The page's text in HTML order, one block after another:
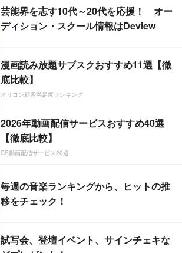
芸能界を志す10代～20代を応援！ オー
ディション・スクール情報はDeview
漫画読み放題サブスクおすすめ11選【徹
底比較】
オリコン顧客満足度ランキング
2026年動画配信サービスおすすめ40選
【徹底比較】
CS動画配信サービス20選
毎週の音楽ランキングから、ヒットの推
移をチェック！
試写会、登壇イベント、サインチェキな